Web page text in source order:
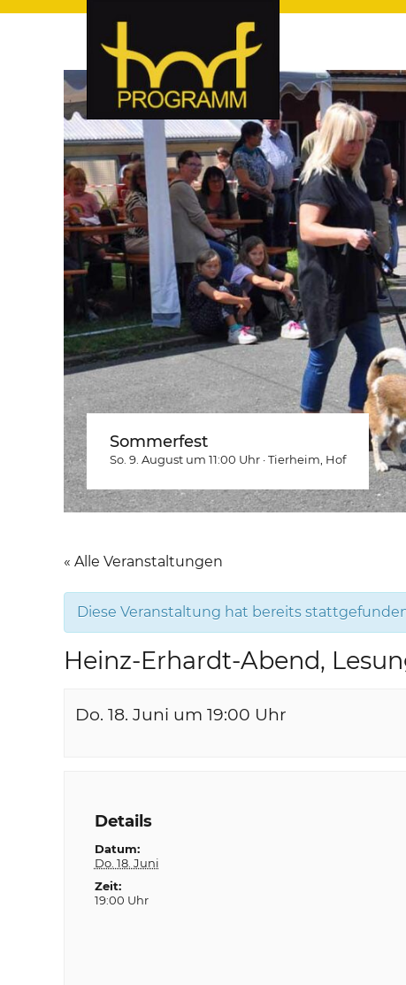
hof-programm – das
hof-programm – das Veranstaltungsportal für Hof und
Sommerfest
So. 9. August um 11:00 Uhr ·Tierheim , Hof
« Alle Veranstaltungen
Diese Veranstaltung hat bereits
Heinz-Erhardt-Abend,
Do. 18. Juni um 19:00 Uhr
Details
Datum:
Do. 18. Juni
Zeit:
19:00 Uhr